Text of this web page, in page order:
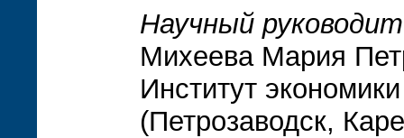
Научный
Михеева Мария
Институт
(Петрозаводск,